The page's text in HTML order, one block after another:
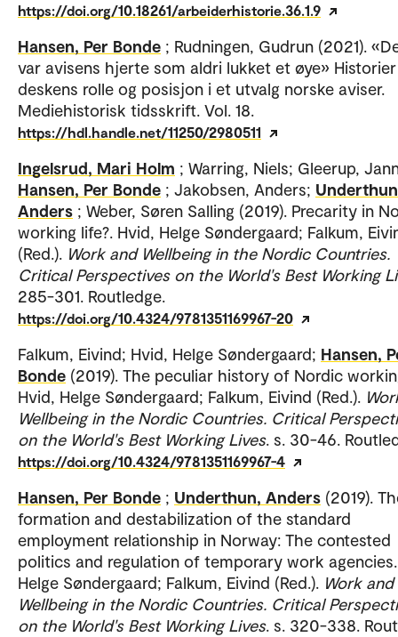
https://doi.org/10.18261/arbeiderhistorie.36.1.9
Hansen, Per Bonde ; Rudningen, Gudrun (2021).
var avisens hjerte som aldri lukket et øye»
deskens rolle og posisjon i et utvalg norske aviser.
Mediehistorisk tidsskrift. Vol. 18.
https://hdl.handle.net/11250/2980511
Ingelsrud, Mari Holm ; Warring, Niels; Gleerup,
Hansen, Per Bonde ; Jakobsen, Anders;
Anders ; Weber, Søren Salling (2019). Precarity in
working life?. Hvid, Helge Søndergaard; Falkum,
(Red.). Work and Wellbeing in the Nordic Countries.
Critical Perspectives on the World's Best Working
285-301. Routledge.
https://doi.org/10.4324/9781351169967-20
Falkum, Eivind; Hvid, Helge Søndergaard; Hansen,
Bonde (2019). The peculiar history of Nordic
Hvid, Helge Søndergaard; Falkum, Eivind (Red.).
Wellbeing in the Nordic Countries. Critical
on the World's Best Working Lives. s. 30-46.
https://doi.org/10.4324/9781351169967-4
Hansen, Per Bonde ; Underthun, Anders (2019).
formation and destabilization of the standard
employment relationship in Norway: The contested
politics and regulation of temporary work
Helge Søndergaard; Falkum, Eivind (Red.). Work and
Wellbeing in the Nordic Countries. Critical
on the World's Best Working Lives. s. 320-338.